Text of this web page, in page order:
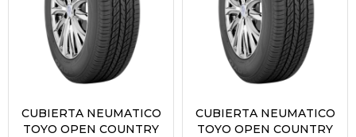
CUBIERTA NEUMATICO
TOYO OPEN COUNTRY
CUBIERTA NEUMATICO
TOYO OPEN COUNTRY